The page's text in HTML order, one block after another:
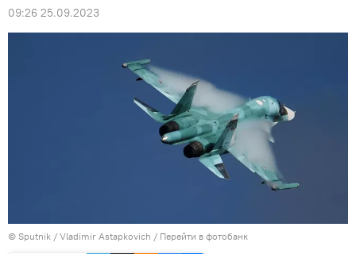
09:26 25.09.2023
© Sputnik / Vladimir Astapkovich / Перейти в фотобанк